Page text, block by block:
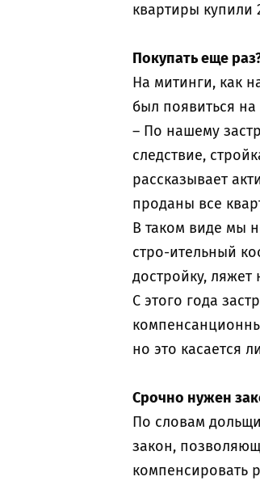
квартиры купили
Покупать еще
На митинги, как
был появиться
– По нашему
следствие,
рассказывает
проданы все
В таком виде мы
стро-ительный
достройку,
С этого года
но это касается
Срочно нужен
По словам
закон,
компенсировать